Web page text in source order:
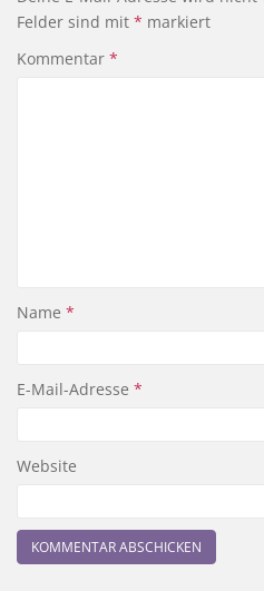
Felder sind mit * markiert
Kommentar *
Name *
E-Mail-Adresse *
Website